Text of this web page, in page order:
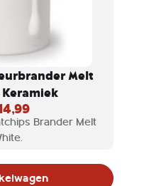
Melt
Brander Melt